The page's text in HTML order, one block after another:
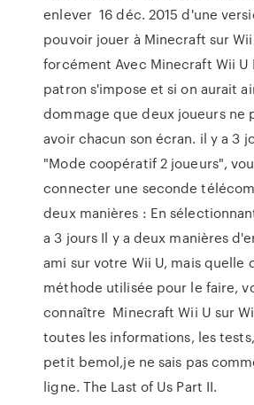
enlever 16 déc. 2015 d'une
pouvoir jouer à Minecraft sur
forcément Avec Minecraft Wii U
patron s'impose et si on aurait
dommage que deux joueurs ne
avoir chacun son écran. il y a 3
"Mode coopératif 2 joueurs",
connecter une seconde
deux manières : En
a 3 jours Il y a deux manières
ami sur votre Wii U, mais quelle
méthode utilisée pour le faire,
connaître Minecraft Wii U sur
toutes les informations, les
petit bemol,je ne sais pas
ligne. The Last of Us Part II.